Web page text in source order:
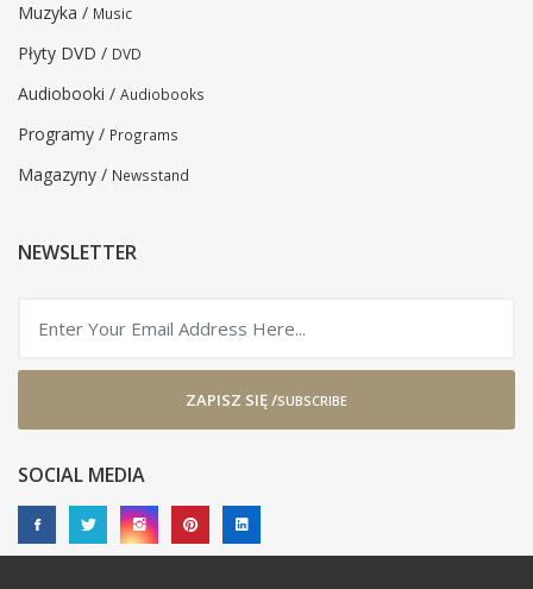
Muzyka / Music
Płyty DVD / DVD
Audiobooki / Audiobooks
Programy / Programs
Magazyny / Newsstand
NEWSLETTER
ZAPISZ SIĘ /SUBSCRIBE
SOCIAL MEDIA